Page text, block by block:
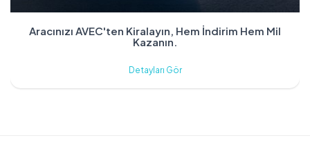
Aracınızı AVEC'ten Kiralayın, Hem İndirim Hem Mil
Kazanın.
Detayları Gör